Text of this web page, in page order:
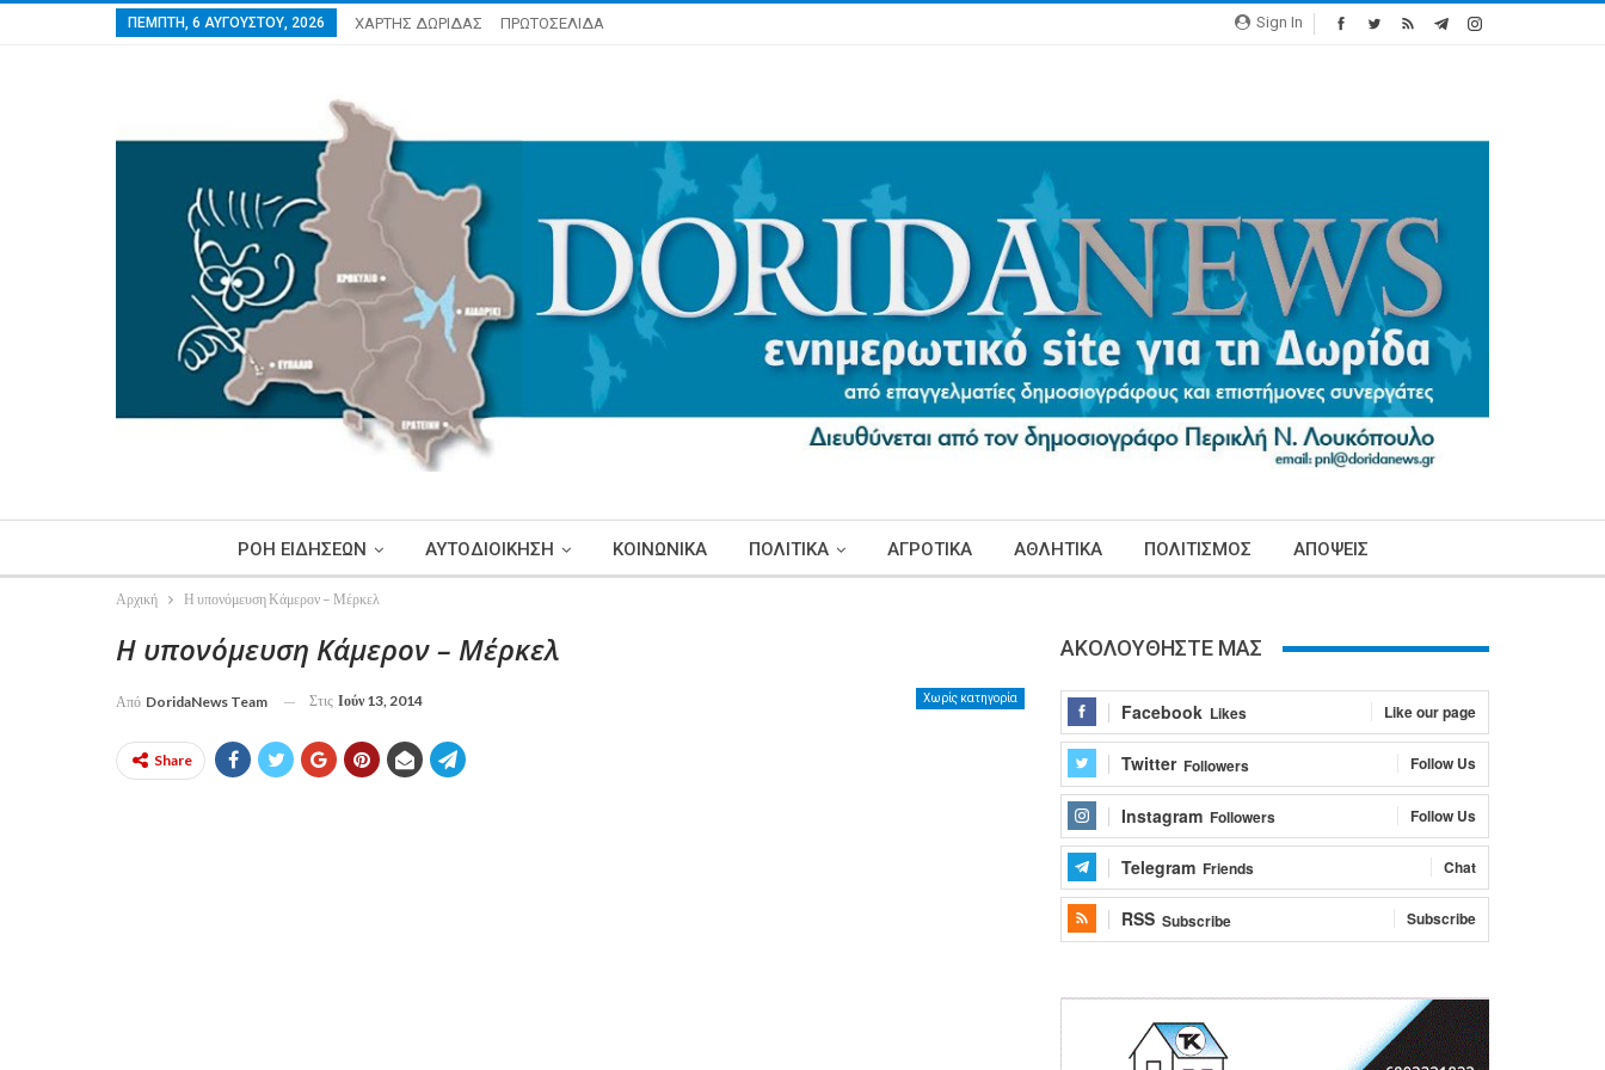
Sign In
ΠΈΜΠΤΗ, 6 ΑΥΓΟΎΣΤΟΥ, 2026 ΧΑΡΤΗΣ ΔΩΡΙΔΑΣ ΠΡΩΤΟΣΕΛΙΔΑ
ΡΟΗ ΕΙΔΗΣΕΩΝ ΑΥΤΟΔΙΟΙΚΗΣΗ ΚΟΙΝΩΝΙΚΑ ΠΟΛΙΤΙΚΑ ΑΓΡΟΤΙΚΑ ΑΘΛΗΤΙΚΑ ΠΟΛΙΤΙΣΜΟΣ ΑΠΟΨΕΙΣ
Αρχική Η υπονόμευση Κάμερον – Μέρκελ
Η υπονόμευση Κάμερον – Μέρκελ
Χωρίς κατηγορία
Από DoridaNews Team Στις Ιούν 13, 2014
Share
ΑΚΟΛΟΥΘΗΣΤΕ ΜΑΣ
Facebook Likes Like our page
Twitter Followers Follow Us
Instagram Followers Follow Us
Telegram Friends Chat
RSS Subscribe Subscribe